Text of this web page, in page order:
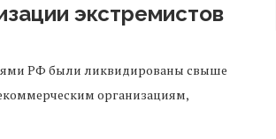
экстремистов
РФ были ликвидированы свыше
организациям,